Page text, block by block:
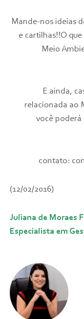
Mande-nos ideias
e cartilhas!!O
Meio
E ainda,
relacionada ao
você poderá
contato:
(12/02/2016)
Juliana de Moraes
Especialista em